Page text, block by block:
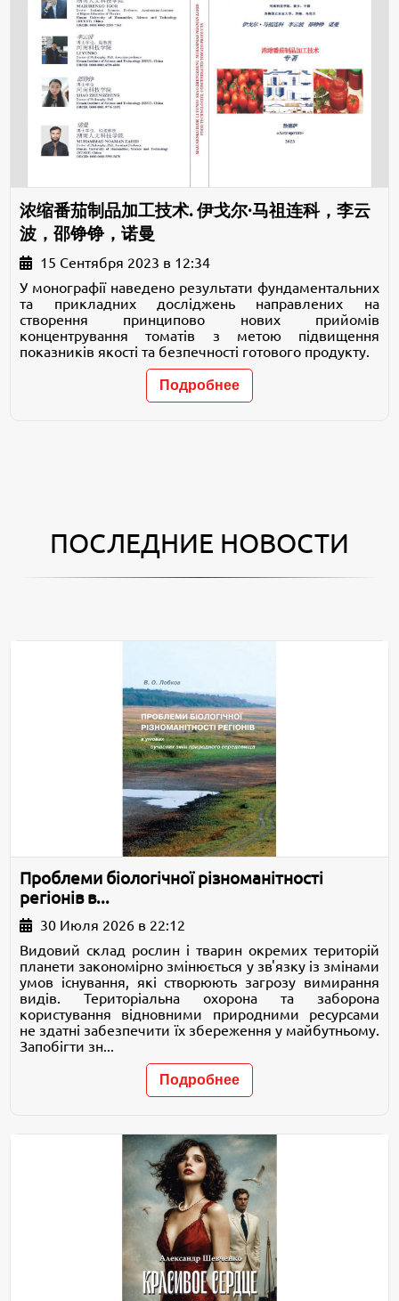
浓缩番茄制品加工技术. 伊戈尔·马祖连科，李云
波，邵铮铮，诺曼
15 Сентября 2023 в 12:34
У монографії наведено результати фундаментальних
та прикладних досліджень направлених на
створення принципово нових прийомів
концентрування томатів з метою підвищення
показників якості та безпечності готового продукту.
Подробнее
ПОСЛЕДНИЕ НОВОСТИ
Проблеми біологічної різноманітності
регіонів в...
30 Июля 2026 в 22:12
Видовий склад рослин і тварин окремих територій
планети закономірно змінюється у зв'язку із змінами
умов існування, які створюють загрозу вимирання
видів. Територіальна охорона та заборона
користування відновними природними ресурсами
не здатні забезпечити їх збереження у майбутньому.
Запобігти зн...
Подробнее